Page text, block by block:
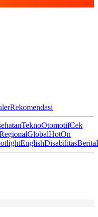
Rekomendasi
TeknoOtomotifCek
GlobalHotOn
EnglishDisabilitasBerita